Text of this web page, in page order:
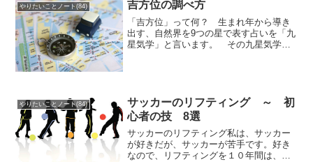
やりたいことノート(84) 吉方位の調べ方
「吉方位」って何？ 生まれ年から導き
出す、自然界を9つの星で表す占いを「九
星気学」と言います。 その九星気学に
やりたいことノート(84)
サッカーのリフティング ～ 初
心者の技 8選
サッカーのリフティング私は、サッカー
が好きだが、サッカーが苦手です。好き
なので、リフティングを１０年間は、や